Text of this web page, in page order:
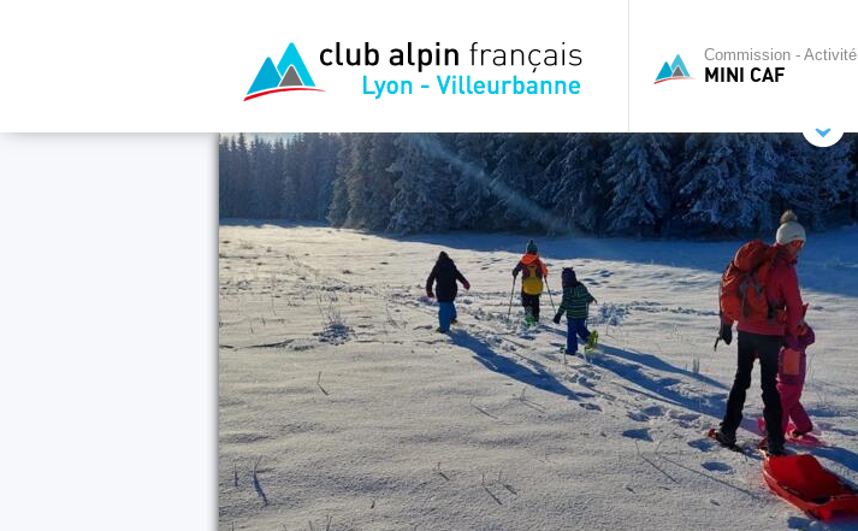
Commission - Activité
MINI CAF